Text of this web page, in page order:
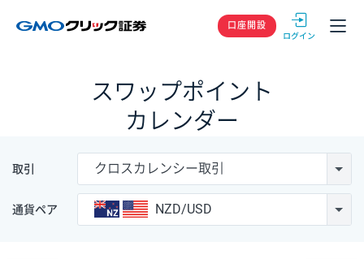
GMOクリック
口座開設
スワップポイント
カレンダー
取引 クロスカレンシー取引
通貨ペア NZD/USD